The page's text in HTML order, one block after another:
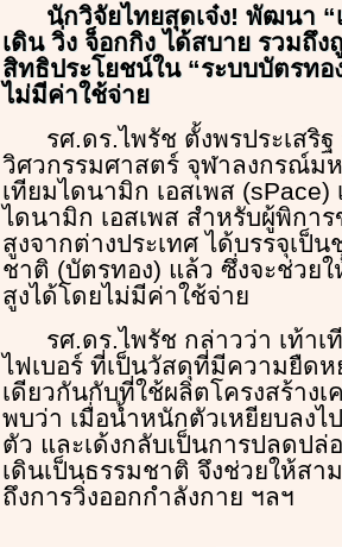
นักวิจัยไทยสุดเจ๋ง! พัฒนา
เดิน วิ่ง จ็อกกิง ได้สบาย รวมถึง
สิทธิประโยชน์ใน “ระบบบัตรท
ไม่มีค่าใช้จ่าย
รศ.ดร.ไพรัช ตั้งพรประเสริ
วิศวกรรมศาสตร์ จุฬาลงกรณ์ม
เทียมไดนามิก เอสเพส (sPace)
ไดนามิก เอสเพส สำหรับผู้พิก
สูงจากต่างประเทศ ได้บรรจุเ
ชาติ (บัตรทอง) แล้ว ซึ่งจะช่วย
สูงได้โดยไม่มีค่าใช้จ่าย
รศ.ดร.ไพรัช กล่าวว่า เท้า
ไฟเบอร์ ที่เป็นวัสดุที่มีความยืด
เดียวกันกับที่ใช้ผลิตโครงสร้าง
พบว่า เมื่อน้ำหนักตัวเหยียบลง
ตัว และเด้งกลับเป็นการปลดปล่
เดินเป็นธรรมชาติ จึงช่วยให้ส
ถึงการวิ่งออกกำลังกาย ฯลฯ